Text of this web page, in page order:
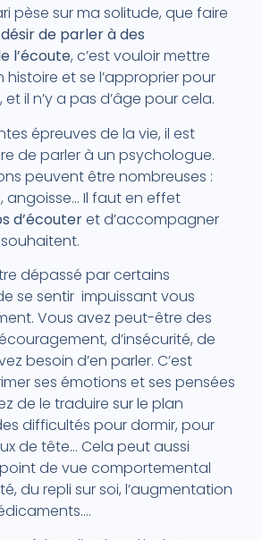
pèse sur ma solitude, que faire
de parler à des
l’écoute, c’est vouloir mettre
histoire et se l’approprier pour
il n’y a pas d’âge pour cela.
épreuves de la vie, il est
de parler à un psychologue.
peuvent être nombreuses :
angoisse… Il faut en effet
d’écouteret d’accompagner
dépassé par certains
se sentir impuissant vous
Vous avez peut-être des
d’insécurité, de
besoin d’en parler. C’est
ses émotions et ses pensées
de le traduire sur le plan
difficultés pour dormir, pour
de tête… Cela peut aussi
de vue comportemental
du repli sur soi, l’augmentation